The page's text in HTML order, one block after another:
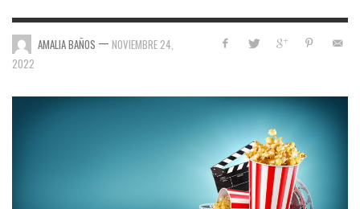
AMALIA BAÑOS — NOVIEMBRE 24,
2022